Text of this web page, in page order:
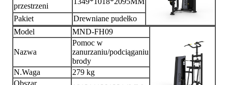
przestrzeni
Pakiet
Drewniane pudełko
Model
MND-FH09
Nazwa
Pomoc w
zanurzaniu/podciąganiu
brody
N.Waga
279 kg
Obszar